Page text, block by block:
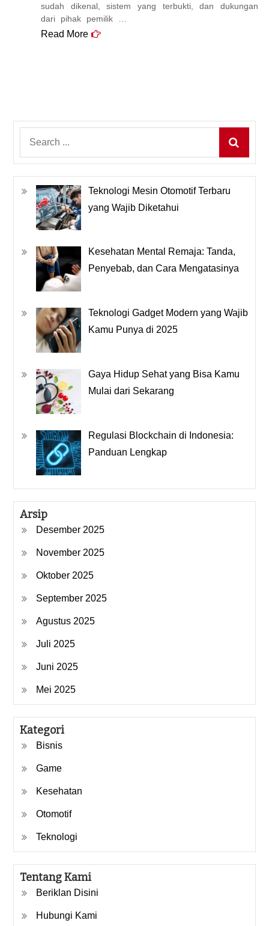
sudah dikenal, sistem yang terbukti, dan dukungan
dari pihak pemilik …
Read More
Teknologi Mesin Otomotif Terbaru
yang Wajib Diketahui
Kesehatan Mental Remaja: Tanda,
Penyebab, dan Cara Mengatasinya
Teknologi Gadget Modern yang Wajib
Kamu Punya di 2025
Gaya Hidup Sehat yang Bisa Kamu
Mulai dari Sekarang
Regulasi Blockchain di Indonesia:
Panduan Lengkap
Arsip
Desember 2025
November 2025
Oktober 2025
September 2025
Agustus 2025
Juli 2025
Juni 2025
Mei 2025
Kategori
Bisnis
Game
Kesehatan
Otomotif
Teknologi
Tentang Kami
Beriklan Disini
Hubungi Kami